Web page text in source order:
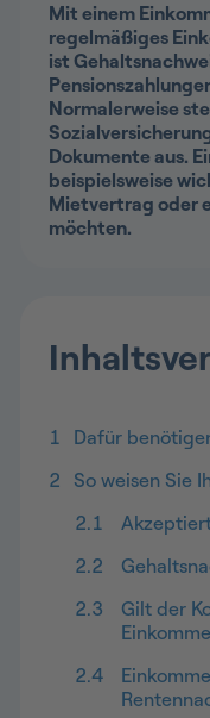
Mit einem
regelmäßiges
ist
Normalerweise
Dokumente aus.
beispielsweise
Mietvertrag oder
möchten.
1
Dafür
2
So weisen Sie
2.1
2.2
2.3
Gilt der
2.4